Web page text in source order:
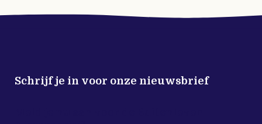
Schrijf je in voor onze nieuwsbrief